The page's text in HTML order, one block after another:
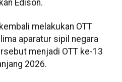
Edison.
melakukan OTT
aparatur sipil negara
menjadi OTT ke-13
2026.